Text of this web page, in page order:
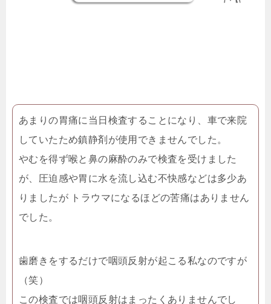
あまりの胃痛に当日検査することになり、車で来院
していたため鎮静剤が使用できませんでした。
やむを得ず喉と鼻の麻酔のみで検査を受けました
が、圧迫感や胃に水を流し込む不快感などは多少あ
りましたが トラウマになるほどの苦痛はありません
でした。
歯磨きをするだけで咽頭反射が起こる私なのですが
（笑）
この検査では咽頭反射はまったくありませんでし